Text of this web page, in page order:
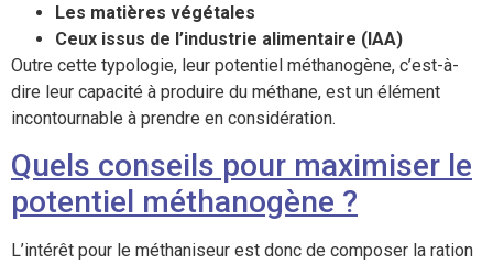
Les matières végétales
Ceux issus de l’industrie alimentaire (IAA)
Outre cette typologie, leur potentiel méthanogène, c’est-à-
dire leur capacité à produire du méthane, est un élément
incontournable à prendre en considération.
Quels conseils pour maximiser le
potentiel méthanogène ?
L’intérêt pour le méthaniseur est donc de composer la ration